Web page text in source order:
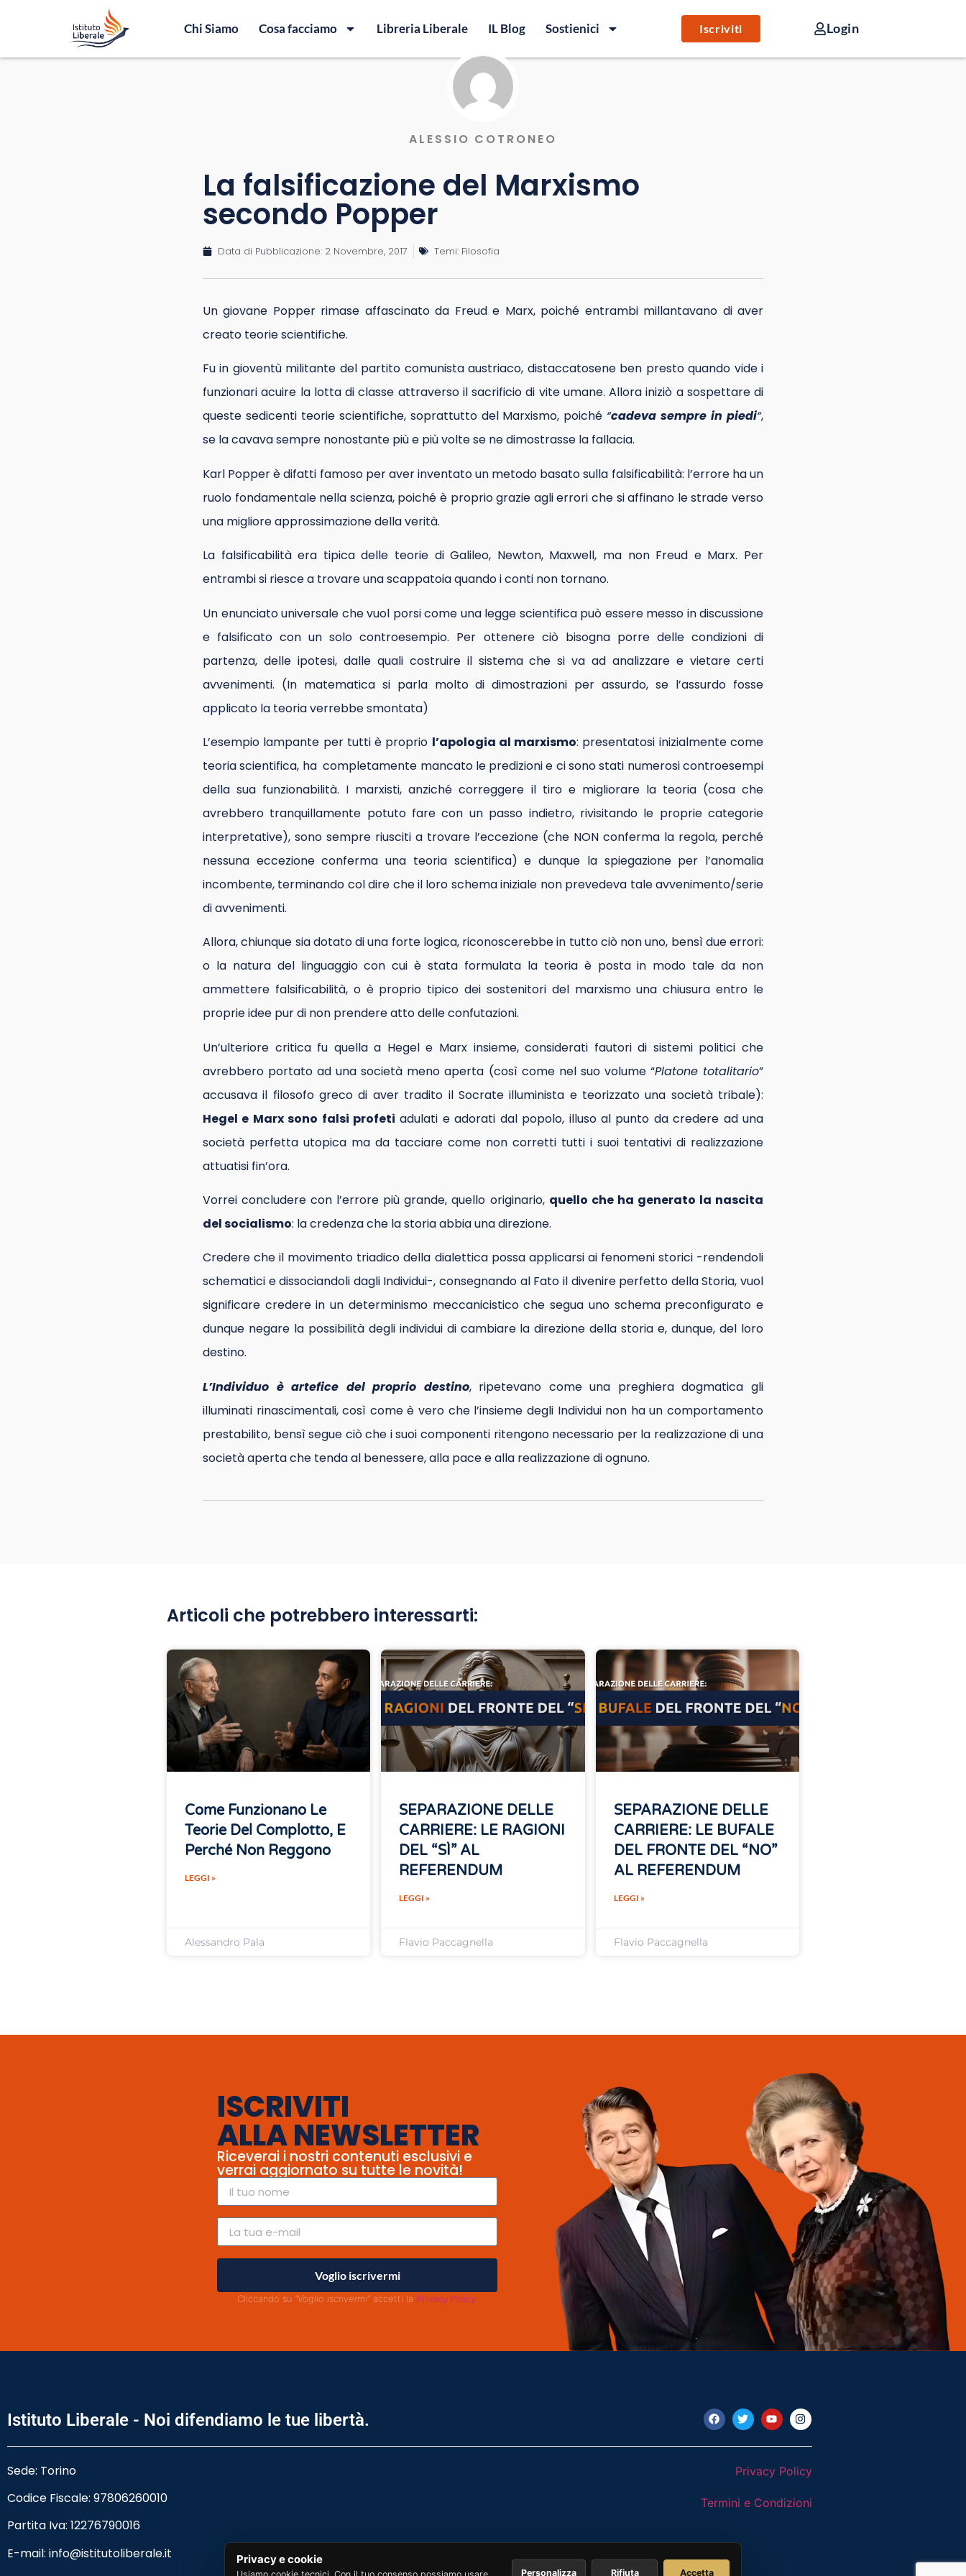
Chi Siamo Cosa facciamo Libreria Liberale IL Blog Sostienici Iscriviti Login
ALESSIO COTRONEO
La falsificazione del Marxismo
secondo Popper
Data di Pubblicazione: 2 Novembre, 2017 Temi: Filosofia
Un giovane Popper rimase affascinato da Freud e Marx, poiché entrambi millantavano di aver
creato teorie scientifiche.
Fu in gioventù militante del partito comunista austriaco, distaccatosene ben presto quando vide i
funzionari acuire la lotta di classe attraverso il sacrificio di vite umane. Allora iniziò a sospettare di
queste sedicenti teorie scientifiche, soprattutto del Marxismo, poiché “cadeva sempre in piedi“,
se la cavava sempre nonostante più e più volte se ne dimostrasse la fallacia.
Karl Popper è difatti famoso per aver inventato un metodo basato sulla falsificabilità: l’errore ha un
ruolo fondamentale nella scienza, poiché è proprio grazie agli errori che si affinano le strade verso
una migliore approssimazione della verità.
La falsificabilità era tipica delle teorie di Galileo, Newton, Maxwell, ma non Freud e Marx. Per
entrambi si riesce a trovare una scappatoia quando i conti non tornano.
Un enunciato universale che vuol porsi come una legge scientifica può essere messo in discussione
e falsificato con un solo controesempio. Per ottenere ciò bisogna porre delle condizioni di
partenza, delle ipotesi, dalle quali costruire il sistema che si va ad analizzare e vietare certi
avvenimenti. (In matematica si parla molto di dimostrazioni per assurdo, se l’assurdo fosse
applicato la teoria verrebbe smontata)
L’esempio lampante per tutti è proprio l’apologia al marxismo: presentatosi inizialmente come
teoria scientifica, ha completamente mancato le predizioni e ci sono stati numerosi controesempi
della sua funzionabilità. I marxisti, anziché correggere il tiro e migliorare la teoria (cosa che
avrebbero tranquillamente potuto fare con un passo indietro, rivisitando le proprie categorie
interpretative), sono sempre riusciti a trovare l’eccezione (che NON conferma la regola, perché
nessuna eccezione conferma una teoria scientifica) e dunque la spiegazione per l’anomalia
incombente, terminando col dire che il loro schema iniziale non prevedeva tale avvenimento/serie
di avvenimenti.
Allora, chiunque sia dotato di una forte logica, riconoscerebbe in tutto ciò non uno, bensì due errori:
o la natura del linguaggio con cui è stata formulata la teoria è posta in modo tale da non
ammettere falsificabilità, o è proprio tipico dei sostenitori del marxismo una chiusura entro le
proprie idee pur di non prendere atto delle confutazioni.
Un’ulteriore critica fu quella a Hegel e Marx insieme, considerati fautori di sistemi politici che
avrebbero portato ad una società meno aperta (così come nel suo volume “Platone totalitario”
accusava il filosofo greco di aver tradito il Socrate illuminista e teorizzato una società tribale):
Hegel e Marx sono falsi profeti adulati e adorati dal popolo, illuso al punto da credere ad una
società perfetta utopica ma da tacciare come non corretti tutti i suoi tentativi di realizzazione
attuatisi fin’ora.
Vorrei concludere con l’errore più grande, quello originario, quello che ha generato la nascita
del socialismo: la credenza che la storia abbia una direzione.
Credere che il movimento triadico della dialettica possa applicarsi ai fenomeni storici -rendendoli
schematici e dissociandoli dagli Individui-, consegnando al Fato il divenire perfetto della Storia, vuol
significare credere in un determinismo meccanicistico che segua uno schema preconfigurato e
dunque negare la possibilità degli individui di cambiare la direzione della storia e, dunque, del loro
destino.
L’Individuo è artefice del proprio destino, ripetevano come una preghiera dogmatica gli
illuminati rinascimentali, così come è vero che l’insieme degli Individui non ha un comportamento
prestabilito, bensì segue ciò che i suoi componenti ritengono necessario per la realizzazione di una
società aperta che tenda al benessere, alla pace e alla realizzazione di ognuno.
Articoli che potrebbero interessarti:
Come Funzionano Le
Teorie Del Complotto, E
Perché Non Reggono
LEGGI »
Alessandro Pala
SEPARAZIONE DELLE
CARRIERE: LE RAGIONI
DEL “SÌ” AL
REFERENDUM
LEGGI »
Flavio Paccagnella
SEPARAZIONE DELLE
CARRIERE: LE BUFALE
DEL FRONTE DEL “NO”
AL REFERENDUM
LEGGI »
Flavio Paccagnella
ISCRIVITI
ALLA NEWSLETTER
Riceverai i nostri contenuti esclusivi e
verrai aggiornato su tutte le novità!
Voglio iscrivermi
Cliccando su "Voglio iscrivermi"accetti la Privacy Policy.
Istituto Liberale - Noi difendiamo le tue libertà.
Sede: Torino
Codice Fiscale: 97806260010
Partita Iva: 12276790016
E-mail: info@istitutoliberale.it
Privacy Policy
Termini e Condizioni
Privacy e cookie
Personalizza Rifiuta Accetta